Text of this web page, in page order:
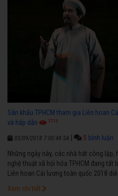
Sân khấu TPHCM tham gia Liên hoan
và hấp dẫn
1713
03/09/2018 7:00:48 SA 0 bình luận
Những ngày này, các nhà hát công lập,
nghệ thuật xã hội hóa TPHCM đang
Liên hoan Cải lương toàn quốc 2018
Xem chi tiết